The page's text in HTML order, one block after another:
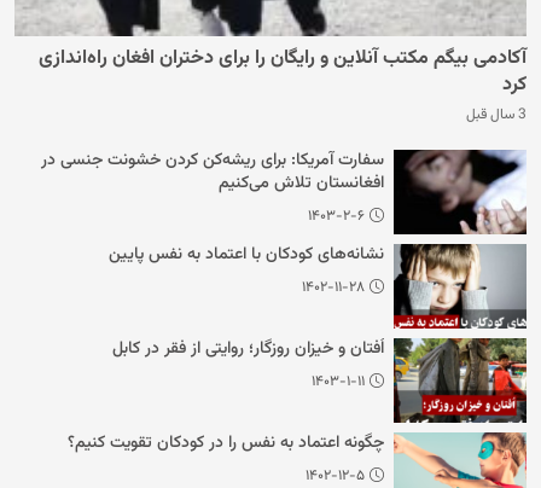
آکادمی بیگم مکتب آنلاین و رایگان را برای دختران افغان راه‌اندازی
کرد
3 سال قبل
سفارت آمریکا: برای ریشه‌کن کردن خشونت جنسی در
افغانستان تلاش می‌کنیم
۱۴۰۳-۲-۶
نشانه‌های کودکان با اعتماد به نفس پایین
۱۴۰۲-۱۱-۲۸
اُفتان و خیزان روزگار؛ روایتی از فقر در کابل
۱۴۰۳-۱-۱۱
چگونه اعتماد به نفس را در کودکان تقویت کنیم؟
۱۴۰۲-۱۲-۵